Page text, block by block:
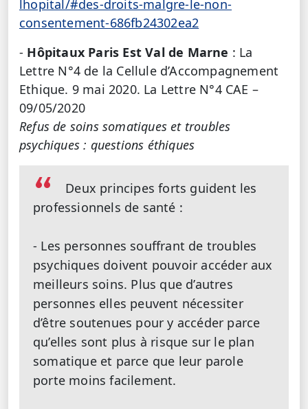
lhopital/#des-droits-malgre-le-non-
consentement-686fb24302ea2
- Hôpitaux Paris Est Val de Marne : La
Lettre N°4 de la Cellule d’Accompagnement
Ethique. 9 mai 2020. La Lettre N°4 CAE –
09/05/2020
Refus de soins somatiques et troubles
psychiques : questions éthiques
Deux principes forts guident les
professionnels de santé :
- Les personnes souffrant de troubles
psychiques doivent pouvoir accéder aux
meilleurs soins. Plus que d’autres
personnes elles peuvent nécessiter
d’être soutenues pour y accéder parce
qu’elles sont plus à risque sur le plan
somatique et parce que leur parole
porte moins facilement.